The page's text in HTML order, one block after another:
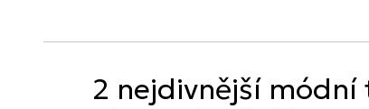
2 nejdivnější